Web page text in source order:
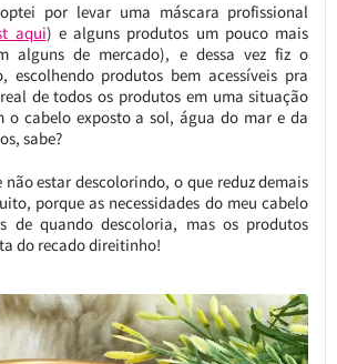
por levar uma máscara profissional
aqui) e alguns produtos um pouco mais
alguns de mercado), e dessa vez fiz o
escolhendo produtos bem acessíveis pra
de todos os produtos em uma situação
o cabelo exposto a sol, água do mar e da
sabe?
estar descolorindo, o que reduz demais
porque as necessidades do meu cabelo
de quando descoloria, mas os produtos
do recado direitinho!